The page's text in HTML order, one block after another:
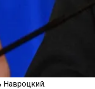
Навроцкий.